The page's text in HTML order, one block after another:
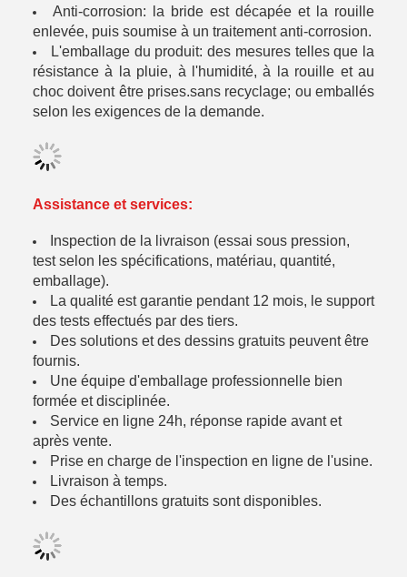
Anti-corrosion: la bride est décapée et la rouille
enlevée, puis soumise à un traitement anti-corrosion.
L'emballage du produit: des mesures telles que la
résistance à la pluie, à l'humidité, à la rouille et au
choc doivent être prises.sans recyclage; ou emballés
selon les exigences de la demande.
Assistance et services:
Inspection de la livraison (essai sous pression,
test selon les spécifications, matériau, quantité,
emballage).
La qualité est garantie pendant 12 mois, le support
des tests effectués par des tiers.
Des solutions et des dessins gratuits peuvent être
fournis.
Une équipe d'emballage professionnelle bien
formée et disciplinée.
Service en ligne 24h, réponse rapide avant et
après vente.
Prise en charge de l'inspection en ligne de l'usine.
Livraison à temps.
Des échantillons gratuits sont disponibles.